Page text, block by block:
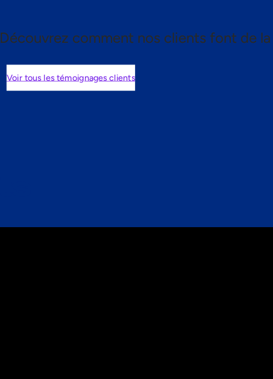
Découvrez comment nos clients font de
Voir tous les témoignages clients